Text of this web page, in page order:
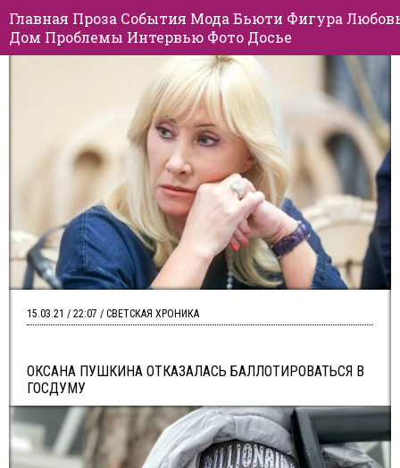
Главная Проза События Мода Бьюти Фигура
Дом Проблемы Интервью Фото Досье
ОКСАНА ПУШКИНА ОТКАЗАЛАСЬ БАЛЛОТИРОВАТЬСЯ В
ГОСДУМУ
15.03.21 / 22:07 / СВЕТСКАЯ ХРОНИКА